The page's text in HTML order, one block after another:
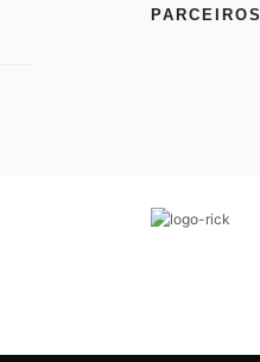
PARCEIROS